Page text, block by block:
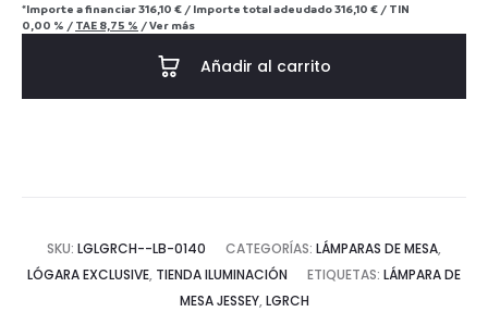
*Importe a financiar316,10 € / Importe total adeudado316,10 € / TIN
0,00 % / TAE 8,75 % /Ver más
Añadir al carrito
SKU: LGLGRCH--LB-0140 CATEGORÍAS: LÁMPARAS DE MESA,
LÓGARA EXCLUSIVE, TIENDA ILUMINACIÓN ETIQUETAS: LÁMPARA DE
MESA JESSEY, LGRCH